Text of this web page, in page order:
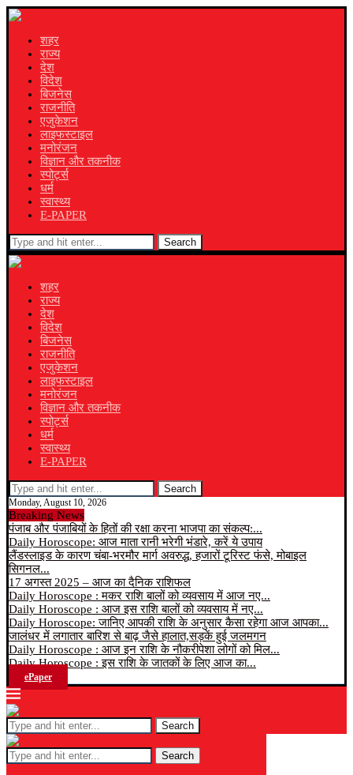
शहर
राज्य
देश
विदेश
बिजनेस
राजनीति
एजुकेशन
लाइफस्टाइल
मनोरंजन
विज्ञान और तकनीक
स्पोर्ट्स
धर्म
स्वास्थ्य
E-PAPER
Search
शहर
राज्य
देश
विदेश
बिजनेस
राजनीति
एजुकेशन
लाइफस्टाइल
मनोरंजन
विज्ञान और तकनीक
स्पोर्ट्स
धर्म
स्वास्थ्य
E-PAPER
Search
Monday, August 10, 2026
Breaking News
पंजाब और पंजाबियों के हितों की रक्षा करना भाजपा का संकल्प:...
Daily Horoscope: आज माता रानी भरेगी भंडारे, करें ये उपाय
लैंडस्लाइड के कारण चंबा-भरमौर मार्ग अवरुद्ध, हजारों टूरिस्ट फंसे, मोबाइल
सिगनल...
17 अगस्त 2025 – आज का दैनिक राशिफल
Daily Horoscope : मकर राशि बालों को व्यवसाय में आज नए...
Daily Horoscope : आज इस राशि बालों को व्यवसाय में नए...
Daily Horoscope: जानिए आपकी राशि के अनुसार कैसा रहेगा आज आपका...
जालंधर में लगातार बारिश से बाढ़ जैसे हालात,सड़कें हुई जलमगन
Daily Horoscope : आज इन राशि के नौकरीपेशा लोगों को मिल...
Daily Horoscope : इस राशि के जातकों के लिए आज का...
ePaper
Search
Search